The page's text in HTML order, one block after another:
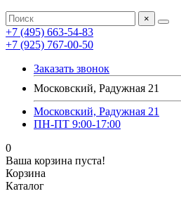
×
+7 (495) 663-54-83
+7 (925) 767-00-50
Заказать звонок
Московский, Радужная 21
Московский, Радужная 21
ПН-ПТ 9:00-17:00
0
Ваша корзина пуста!
Корзина
Каталог